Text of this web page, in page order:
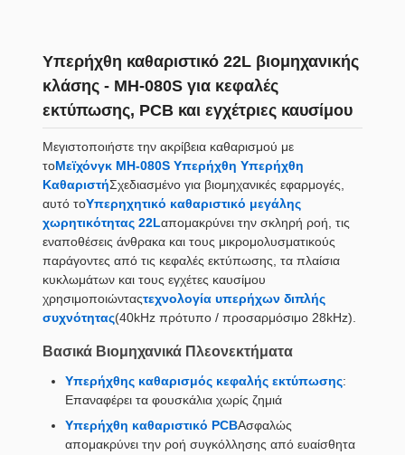
Υπερήχθη καθαριστικό 22L βιομηχανικής
κλάσης - MH-080S για κεφαλές
εκτύπωσης, PCB και εγχέτριες καυσίμου
Μεγιστοποιήστε την ακρίβεια καθαρισμού με
τοΜεϊχόνγκ MH-080S Υπερήχθη Υπερήχθη
ΚαθαριστήΣχεδιασμένο για βιομηχανικές εφαρμογές,
αυτό τοΥπερηχητικό καθαριστικό μεγάλης
χωρητικότητας 22Lαπομακρύνει την σκληρή ροή, τις
εναποθέσεις άνθρακα και τους μικρομολυσματικούς
παράγοντες από τις κεφαλές εκτύπωσης, τα πλαίσια
κυκλωμάτων και τους εγχέτες καυσίμου
χρησιμοποιώνταςτεχνολογία υπερήχων διπλής
συχνότητας(40kHz πρότυπο / προσαρμόσιμο 28kHz).
Βασικά Βιομηχανικά Πλεονεκτήματα
Υπερήχθης καθαρισμός κεφαλής εκτύπωσης:
Επαναφέρει τα φουσκάλια χωρίς ζημιά
Υπερήχθη καθαριστικό PCBΑσφαλώς
απομακρύνει την ροή συγκόλλησης από ευαίσθητα